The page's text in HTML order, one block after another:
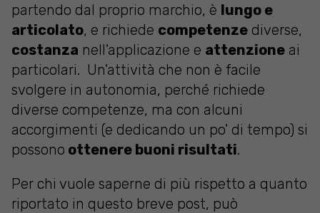
partendo dal proprio marchio, è lungo e
articolato, e richiede competenze diverse,
costanza nell'applicazione e attenzione ai
particolari. Un'attività che non è facile
svolgere in autonomia, perché richiede
diverse competenze, ma con alcuni
accorgimenti (e dedicando un po' di tempo) si
possono ottenere buoni risultati.
Per chi vuole saperne di più rispetto a quanto
riportato in questo breve post, può